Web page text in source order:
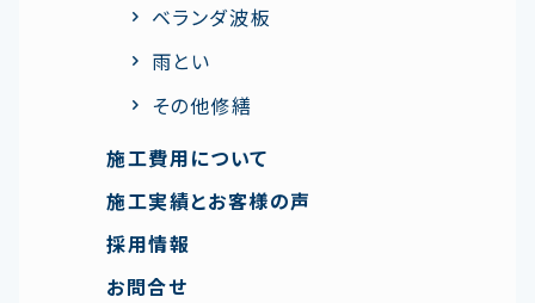
ベランダ波板
雨とい
その他修繕
施工費用について
施工実績とお客様の声
採用情報
お問合せ